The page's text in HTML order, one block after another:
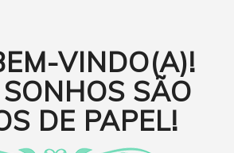
VINDO(A)!
SÃO
DE PAPEL!